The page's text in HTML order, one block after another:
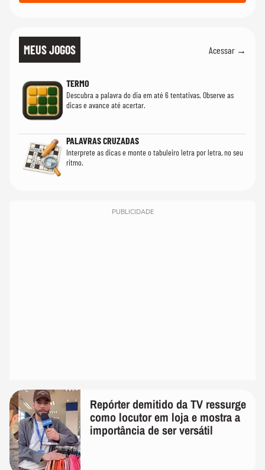
MEUS JOGOS Acessar →
TERMO
Descubra a palavra do dia em até 6 tentativas. Observe as
dicas e avance até acertar.
PALAVRAS CRUZADAS
Interprete as dicas e monte o tabuleiro letra por letra, no seu
ritmo.
PUBLICIDADE
Repórter demitido da TV ressurge
como locutor em loja e mostra a
importância de ser versátil